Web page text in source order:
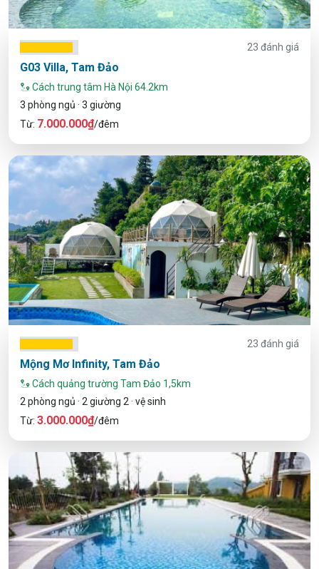
23 đánh giá
G03 Villa, Tam Đảo
Cách trung tâm Hà Nội 64.2km
3 phòng ngủ · 3 giường
Từ: 7.000.000₫/đêm
23 đánh giá
Mộng Mơ Infinity, Tam Đảo
Cách quảng trường Tam Đảo 1,5km
2 phòng ngủ · 2 giường 2 · vệ sinh
Từ: 3.000.000₫/đêm